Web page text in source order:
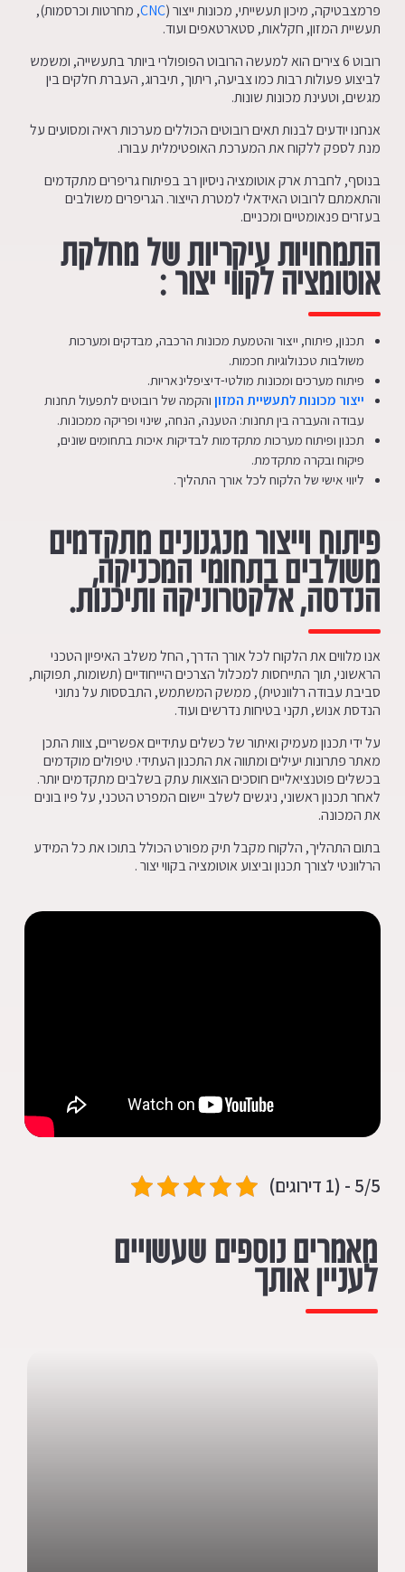
פרמצבטיקה, מיכון תעשייתי, מכונות ייצור (CNC, מחרטות וכרסמות),
תעשיית המזון, חקלאות, סטארטאפים ועוד.
רובוט 6 צירים הוא למעשה הרובוט הפופולרי ביותר בתעשייה, ומשמש
לביצוע פעולות רבות כמו צביעה, ריתוך, תיברוג, העברת חלקים בין
מגשים, וטעינת מכונות שונות.
אנחנו יודעים לבנות תאים רובוטים הכוללים מערכות ראיה ומסועים על
מנת לספק ללקוח את המערכת האופטימלית עבורו.
בנוסף, לחברת ארק אוטומציה ניסיון רב בפיתוח גריפרים מתקדמים
והתאמתם לרובוט האידאלי למטרת הייצור. הגריפרים משולבים
בעזרים פנאומטיים ומכניים.
התמחויות עיקריות של מחלקת
אוטומציה לקווי יצור :
תכנון, פיתוח, ייצור והטמעת מכונות הרכבה, מבדקים ומערכות
משולבות טכנולוגיות חכמות.
פיתוח מערכים ומכונות מולטי-דיציפלינאריות.
ייצור מכונות לתעשיית המזוןוהקמה של רובוטים לתפעול תחנות
עבודה והעברה בין תחנות: הטענה, הנחה, שינוי ופריקה ממכונות.
תכנון ופיתוח מערכות מתקדמות לבדיקות איכות בתחומים שונים,
פיקוח ובקרה מתקדמת.
ליווי אישי של הלקוח לכל אורך התהליך.
פיתוח וייצור מנגנונים מתקדמים
משולבים בתחומי המכניקה,
הנדסה, אלקטרוניקה ותיכנות.
אנו מלווים את הלקוח לכל אורך הדרך, החל משלב האיפיון הטכני
הראשוני, תוך התייחסות למכלול הצרכים היייחודיים (תשומות, תפוקות,
סביבת עבודה רלוונטית), ממשק המשתמש, התבססות על נתוני
הנדסת אנוש, תקני בטיחות נדרשים ועוד.
על ידי תכנון מעמיק ואיתור של כשלים עתידיים אפשריים, צוות התכן
מאתר פתרונות יעילים ומתווה את התכנון העתידי. טיפולים מוקדמים
בכשלים פוטנציאליים חוסכים הוצאות עתק בשלבים מתקדמים יותר.
לאחר תכנון ראשוני, ניגשים לשלב יישום המפרט הטכני, על פיו בונים
את המכונה.
בתום התהליך, הלקוח מקבל תיק מפורט הכולל בתוכו את כל המידע
הרלוונטי לצורך תכנון וביצוע אוטומציה בקווי יצור .
5/5 - (1 דירוגים)
מאמרים נוספים שעשויים
לעניין אותך